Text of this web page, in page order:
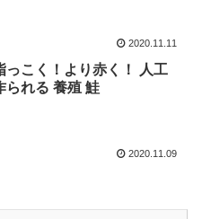
2020.11.11
っこく！より赤く！ 人工
られる 養殖 鮭
2020.11.09